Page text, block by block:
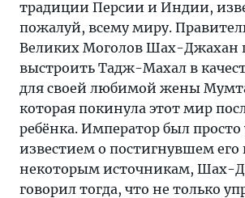
традиции Персии и Индии,
пожалуй, всему миру.
Великих Моголов Шах-Джахан
выстроить Тадж-Махал в
для своей любимой жены
которая покинула этот мир
ребёнка. Император был просто
известием о постигнувшем его
некоторым источникам, Шах-
говорил тогда, что не только